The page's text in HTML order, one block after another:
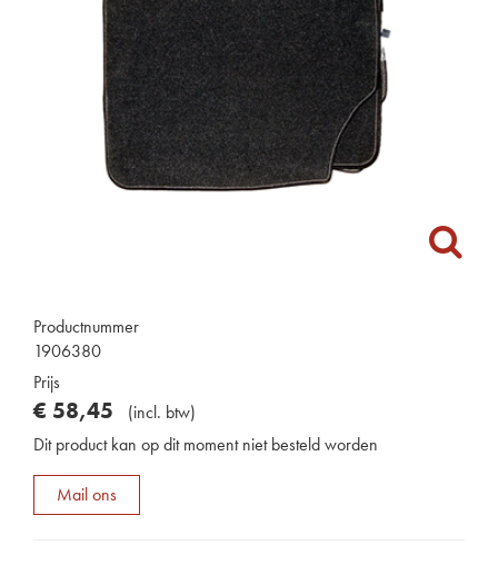
Productnummer
1906380
Prijs
€ 58,45 (incl. btw)
Dit product kan op dit moment niet besteld worden
Mail ons